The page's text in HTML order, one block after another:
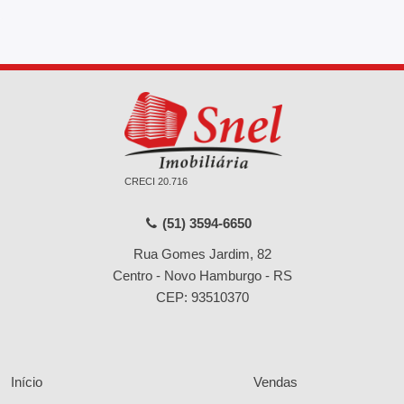
CRECI 20.716
(51) 3594-6650
Rua Gomes Jardim, 82
Centro - Novo Hamburgo - RS
CEP: 93510370
Início Vendas